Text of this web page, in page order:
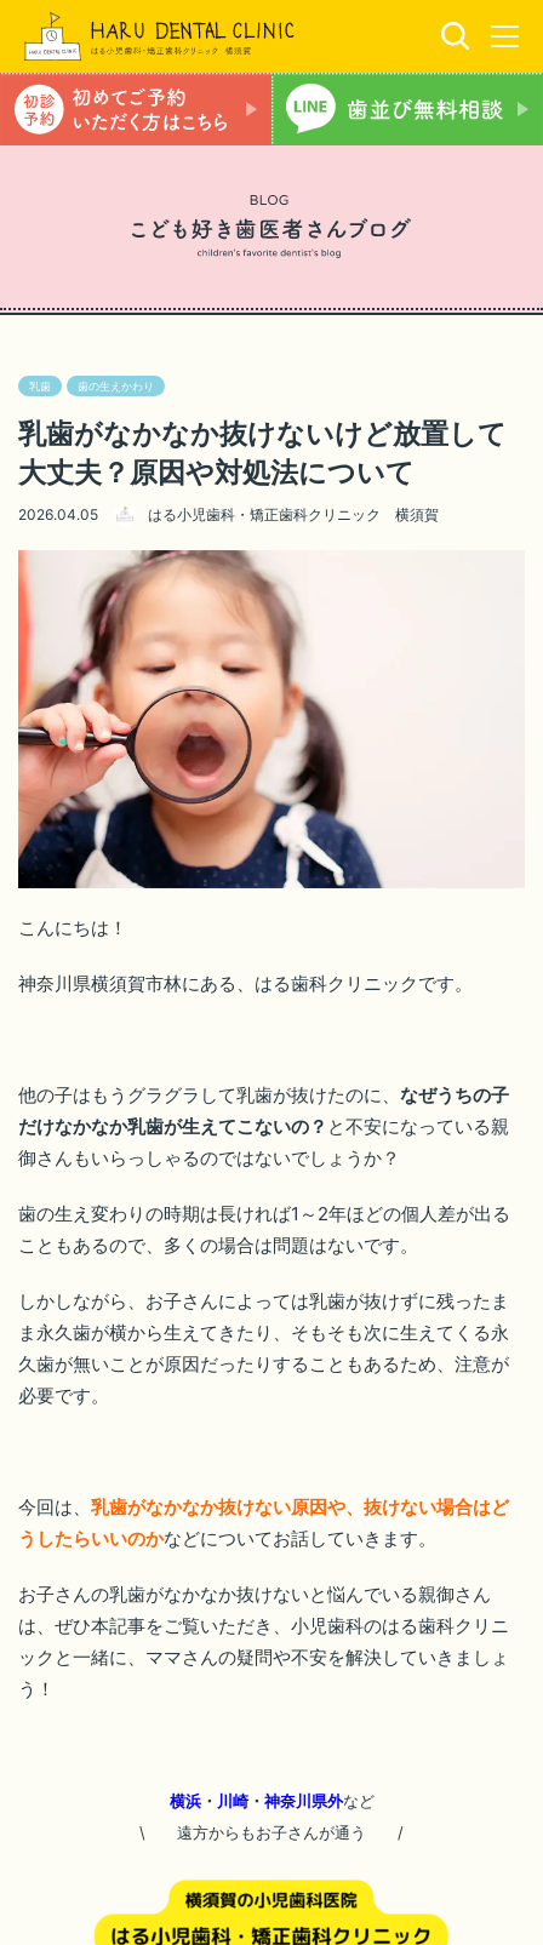
乳歯 歯の生えかわり
乳歯がなかなか抜けないけど放置して
大丈夫？原因や対処法について
2026.04.05 はる小児歯科・矯正歯科クリニック 横須賀
こんにちは！
神奈川県横須賀市林にある、はる歯科クリニックです。
他の子はもうグラグラして乳歯が抜けたのに、 なぜうちの子
だけなかなか乳歯が生えてこないの？ と不安になっている親
御さんもいらっしゃるのではないでしょうか？
歯の生え変わりの時期は長ければ1～2年ほどの個人差が出る
こともあるので、多くの場合は問題はないです。
しかしながら、お子さんによっては乳歯が抜けずに残ったま
ま永久歯が横から生えてきたり、そもそも次に生えてくる永
久歯が無いことが原因だったりすることもあるため、注意が
必要です。
今回は、 乳歯がなかなか抜けない原因や、抜けない場合はど
うしたらいいのかなどについてお話していきます。
お子さんの乳歯がなかなか抜けないと悩んでいる親御さん
は、ぜひ本記事をご覧いただき、小児歯科のはる歯科クリニ
ックと一緒に、ママさんの疑問や不安を解決していきましょ
う！
横浜・ 川崎・ 神奈川県外など
\ 遠方からもお子さんが通う
/